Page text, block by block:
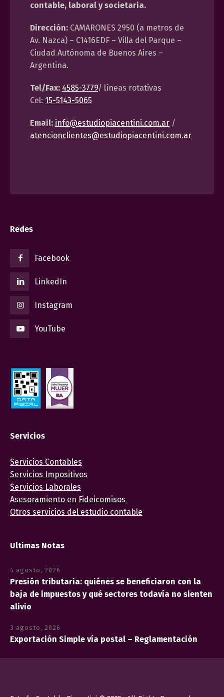
contable, laboral y societaria.
Dirección: CAMARONES 2950 (a metros de
Av. Nazca) – C1416EDF – Villa del Parque –
Ciudad Autónoma de Buenos Aires –
Argentina.
Tel/Fax: 4585-3779/ líneas rotativas
Cel: 15-5143-5065
Email: info@estudiopiacentini.com.ar /
atencionclientes@estudiopiacentini.com.ar
Redes
Facebook
LinkedIn
Instagram
YouTube
Servicios
Servicios Contables
Servicios Impositivos
Servicios Laborales
Asesoramiento en Fideicomisos
Otros servicios del estudio contable
Ultimas Notas
4 agosto, 2026
Presión tributaria: quiénes se beneficiaron con la
baja de impuestos y qué sectores todavía no sienten
alivio
3 agosto, 2026
Exportación Simple vía postal – Reglamentación